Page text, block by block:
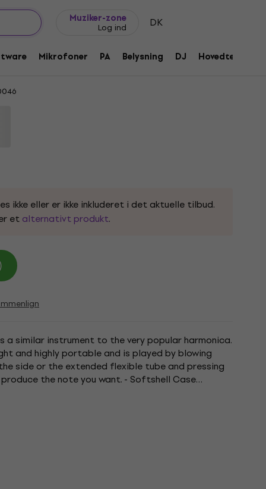
Muziker-zone
Log ind DK
Mikrofoner PA Belysning DJ Hovedtelefoner
Black
ikke eller er ikke inkluderet i det aktuelle tilbud.
et alternativt produkt.
a similar instrument to the very popular harmonica.
and highly portable and is played by blowing
side or the extended flexible tube and pressing
the note you want. - Softshell Case